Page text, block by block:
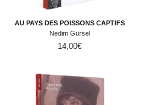
AU PAYS DES POISSONS CAPTIFS
Nedim Gürsel
14,00€